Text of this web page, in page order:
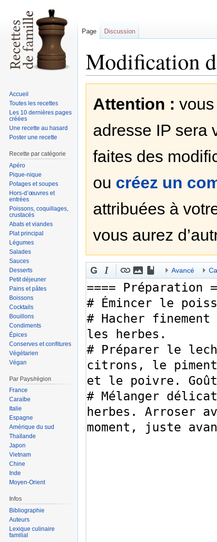
Modification
Attention :
adresse IP sera
faites des
ou créez un
attribuées à
vous aurez
Avancé
Page Discussion
Accueil
Toutes les recettes
Les 10 dernières pages
créées
Une recette au hasard
Poster une recette
Recette par catégorie
Apéro
Pique-nique
Potages et soupes
Hors-d’œuvres et
entrées
Poissons, coquillages,
crustacés
Abats et viandes
Plat principal
Légumes
Salades
Sauces
Desserts
Petit déjeuner
Pains et pâtes
Boissons
Cocktails
Bouillons
Condiments
Épices
Conserves et confitures
Végétarien
Végan
Par Pays/région
France
Caraïbe
Italie
Espagne
Amérique du sud
Thaïlande
Japon
Vietnam
Chine
Inde
Moyen-Orient
Infos
Bibliographie
Auteurs
Lexique culinaire
familial